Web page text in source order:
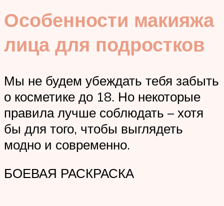
Особенности макияжа
лица для подростков
Мы не будем убеждать тебя забыть
о косметике до 18. Но некоторые
правила лучше соблюдать – хотя
бы для того, чтобы выглядеть
модно и современно.
БОЕВАЯ РАСКРАСКА